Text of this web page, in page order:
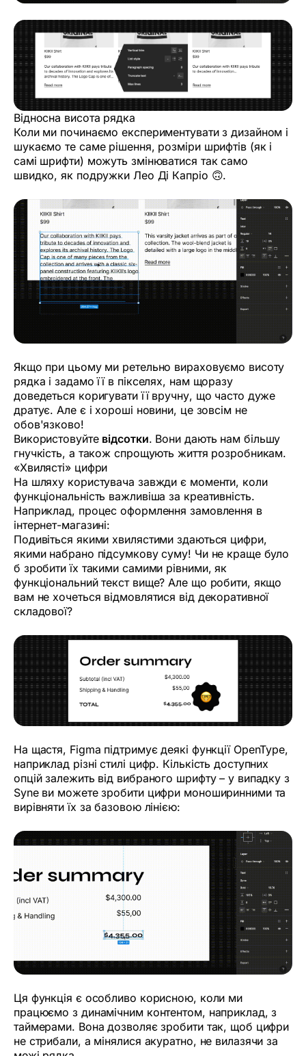
Відносна висота рядка
Коли ми починаємо експериментувати з дизайном і
шукаємо те саме рішення, розміри шрифтів (як і
самі шрифти) можуть змінюватися так само
швидко, як подружки Лео Ді Капріо 🙃.
Якщо при цьому ми ретельно вираховуємо висоту
рядка і задамо її в пікселях, нам щоразу
доведеться коригувати її вручну, що часто дуже
дратує. Але є і хороші новини, це зовсім не
обов'язково!
Використовуйте відсотки. Вони дають нам більшу
гнучкість, а також спрощують життя розробникам.
«Хвилясті» цифри
На шляху користувача завжди є моменти, коли
функціональність важливіша за креативність.
Наприклад, процес оформлення замовлення в
інтернет-магазині:
Подивіться якими хвилястими здаються цифри,
якими набрано підсумкову суму! Чи не краще було
б зробити їх такими самими рівними, як
функціональний текст вище? Але що робити, якщо
вам не хочеться відмовлятися від декоративної
складової?
На щастя, Figma підтримує деякі функції OpenType,
наприклад різні стилі цифр. Кількість доступних
опцій залежить від вибраного шрифту – у випадку з
Syne ви можете зробити цифри моноширинними та
вирівняти їх за базовою лінією:
Ця функція є особливо корисною, коли ми
працюємо з динамічним контентом, наприклад, з
таймерами. Вона дозволяє зробити так, щоб цифри
не стрибали, а мінялися акуратно, не вилазячи за